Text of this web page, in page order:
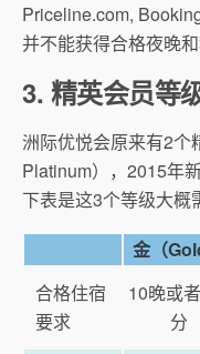
Priceline.com,
并不能获得合格夜晚和
3. 精英会员等
洲际优悦会原来有2
Platinum），2015年
下表是这3个等级大概
金（
合格住宿
要求
10晚或
分